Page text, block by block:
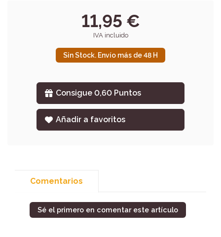
11,95 €
IVA incluido
Sin Stock. Envío más de 48 H
Consigue 0,60 Puntos
Añadir a favoritos
Comentarios
Sé el primero en comentar este artículo